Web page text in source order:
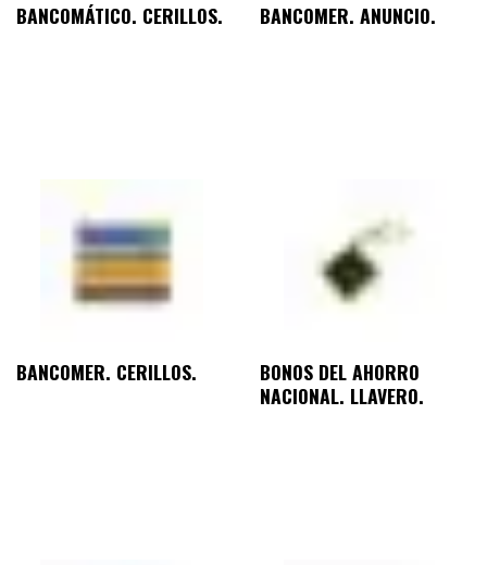
BANCOMÁTICO. CERILLOS. BANCOMER. ANUNCIO.
BANCOMER. CERILLOS.
BONOS DEL AHORRO
NACIONAL. LLAVERO.